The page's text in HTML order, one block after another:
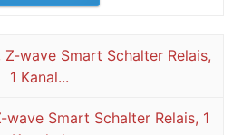
wave Smart Schalter Relais, 1